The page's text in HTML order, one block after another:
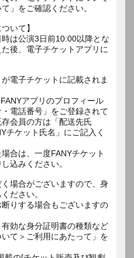
」をご確認ください。
いて】
は公演3日前10:00以降とな
後、電子チケットアプリに
電子チケットに記載されま
アプリのプロフィール
電話番号」をご登録されて
会員の方は「配送先氏
チケット氏名」にご記入く
合は、一度FANYチケット
し込みください。
場合がございますので、身
ださい。
りする場合もございますの
効な身分証明書の種類など
て＞ご利用にあたって」を